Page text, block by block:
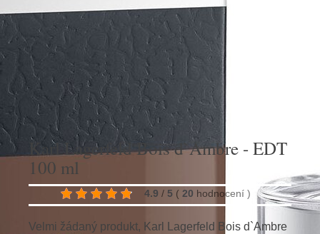
Karl Lagerfeld Bois d`Ambre - EDT
100 ml
4.9 / 5 ( 20 hodnocení )
Velmi žádaný produkt, Karl Lagerfeld Bois d`Ambre